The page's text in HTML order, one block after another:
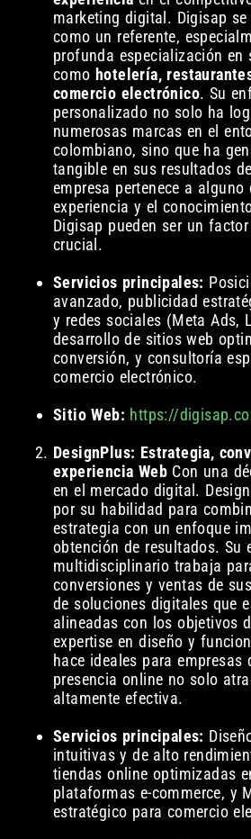
marketing digital. Digisap
como un referente,
profunda especialización en
como hotelería,
comercio electrónico. Su
personalizado no solo ha
numerosas marcas en el
colombiano, sino que ha
tangible en sus resultados
empresa pertenece a
experiencia y el
Digisap pueden ser un
crucial.
Servicios principales:
avanzado, publicidad
y redes sociales (Meta Ads,
desarrollo de sitios web
conversión, y consultoría
comercio electrónico.
Sitio Web: https://
DesignPlus: Estrategia,
experiencia WebCon una
en el mercado digital.
por su habilidad para
estrategia con un enfoque
obtención de resultados. Su
multidisciplinario trabaja
conversiones y ventas de
de soluciones digitales que
alineadas con los objetivos
expertise en diseño y
hace ideales para empresas
presencia online no solo
altamente efectiva.
Servicios principales:
intuitivas y de alto
tiendas online optimizadas
plataformas e-commerce, y
estratégico para comercio